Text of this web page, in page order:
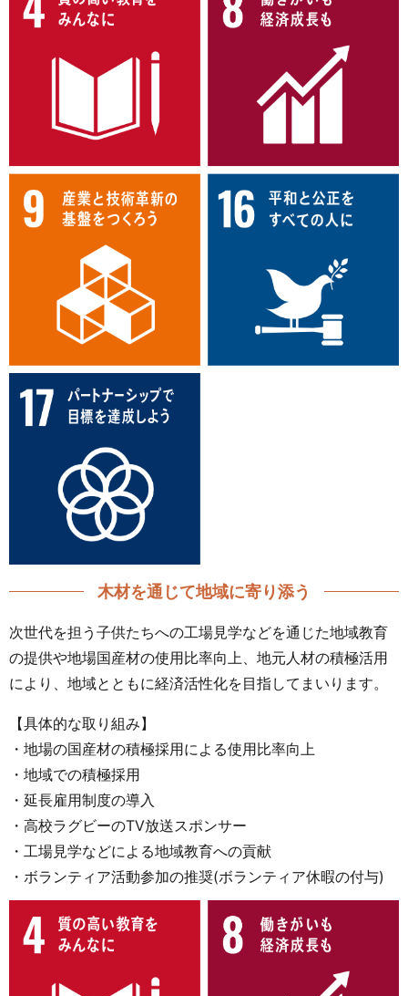
木材を通じて地域に寄り添う
次世代を担う子供たちへの工場見学などを通じた地域教育
の提供や地場国産材の使用比率向上、地元人材の積極活用
により、地域とともに経済活性化を目指してまいります。
【具体的な取り組み】
・地場の国産材の積極採用による使用比率向上
・地域での積極採用
・延長雇用制度の導入
・高校ラグビーのTV放送スポンサー
・工場見学などによる地域教育への貢献
・ボランティア活動参加の推奨(ボランティア休暇の付与)